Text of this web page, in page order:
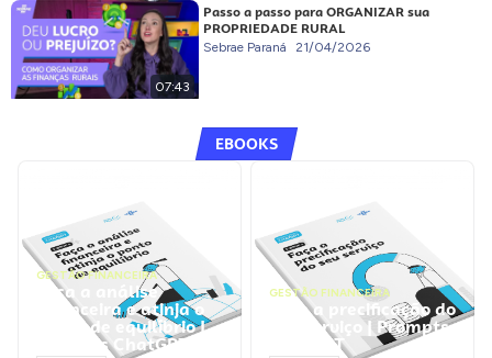
07:43
Passo a passo para ORGANIZAR sua
PROPRIEDADE RURAL
Sebrae Paraná 21/04/2026
EBOOKS
GESTÃO FINANCEIRA
Faça a análise
financeira e atinja o
ponto de equilíbrio |
Prompts ChatGPT
GESTÃO FINANCEIRA
Faça a precificação do
seu serviço | Prompts
ChatGPT